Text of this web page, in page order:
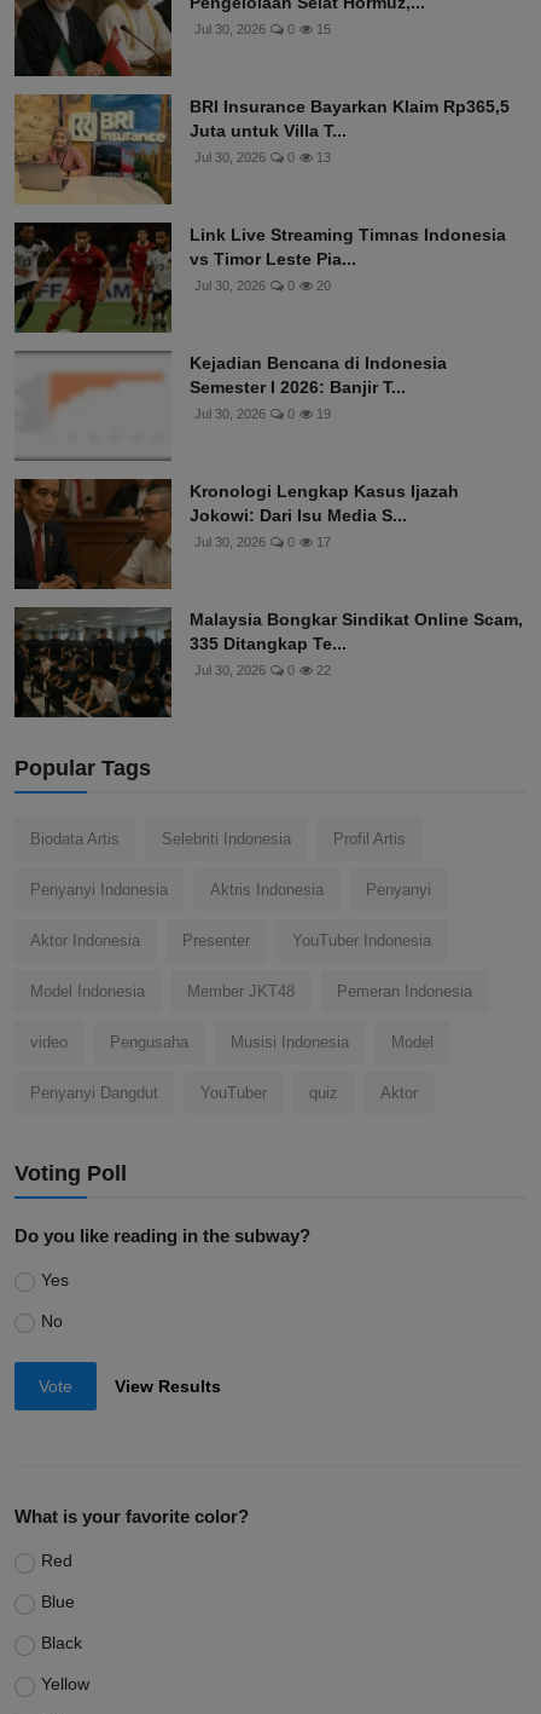
Jul 30, 2026 0 15
BRI Insurance Bayarkan Klaim Rp365,5
Juta untuk Villa T...
Jul 30, 2026 0 13
Link Live Streaming Timnas Indonesia
vs Timor Leste Pia...
Jul 30, 2026 0 20
Kejadian Bencana di Indonesia
Semester I 2026: Banjir T...
Jul 30, 2026 0 19
Kronologi Lengkap Kasus Ijazah
Jokowi: Dari Isu Media S...
Jul 30, 2026 0 17
Malaysia Bongkar Sindikat Online Scam,
335 Ditangkap Te...
Jul 30, 2026 0 22
Popular Tags
Biodata Artis Selebriti Indonesia Profil Artis
Penyanyi Indonesia Aktris Indonesia Penyanyi
Aktor Indonesia Presenter YouTuber Indonesia
Model Indonesia Member JKT48 Pemeran Indonesia
video Pengusaha Musisi Indonesia Model
Penyanyi Dangdut YouTuber quiz Aktor
Voting Poll
Do you like reading in the subway?
Yes
No
Vote View Results
What is your favorite color?
Red
Blue
Black
Yellow